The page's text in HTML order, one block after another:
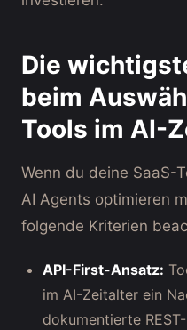
Die
beim
Tools im AI-
Wenn du deine SaaS-
AI Agents optimieren
folgende Kriterien
API-First-Ansatz:
im AI-Zeitalter ein
dokumentierte